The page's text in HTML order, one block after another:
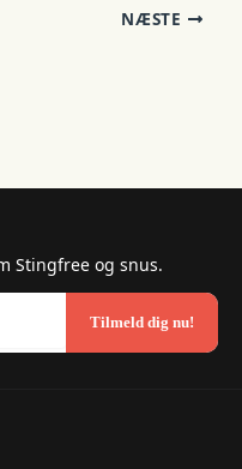
NÆSTE
Stingfree og snus.
Tilmeld dig nu!